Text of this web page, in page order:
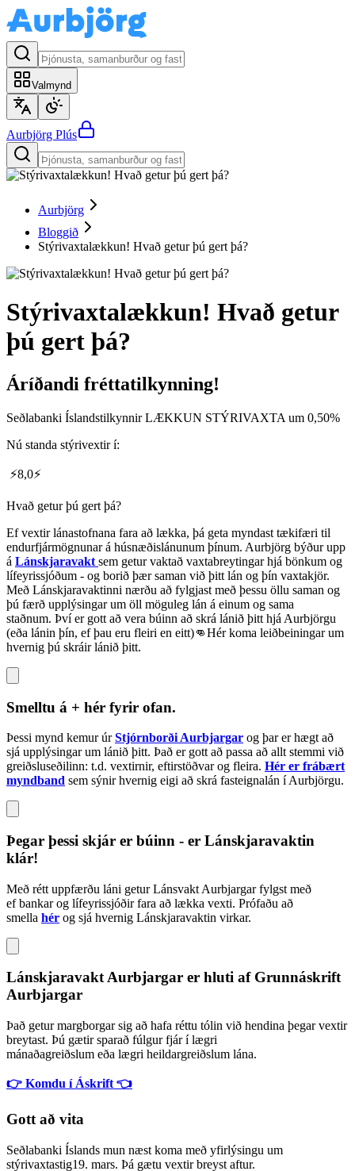
Valmynd
Aurbjörg Plús
Aurbjörg
Bloggið
Stýrivaxtalækkun! Hvað getur þú gert þá?
Stýrivaxtalækkun! Hvað getur
þú gert þá?
Áríðandi fréttatilkynning!
Seðlabanki Íslandstilkynnir LÆKKUN STÝRIVAXTA um 0,50%
Nú standa stýrivextir í:
⚡️8,0⚡️
Hvað getur þú gert þá?
Ef vextir lánastofnana fara að lækka, þá geta myndast tækifæri til
endurfjármögnunar á húsnæðislánunum þínum. Aurbjörg býður upp
á Lánskjaravakt sem getur vaktað vaxtabreytingar hjá bönkum og
lífeyrissjóðum - og borið þær saman við þitt lán og þín vaxtakjör.
Með Lánskjaravaktinni nærðu að fylgjast með þessu öllu saman og
þú færð upplýsingar um öll möguleg lán á einum og sama
staðnum. Því er gott að vera búinn að skrá lánið þitt hjá Aurbjörgu
(eða lánin þín, ef þau eru fleiri en eitt)👊Hér koma leiðbeiningar um
hvernig þú skráir lánið þitt.
Smelltu á + hér fyrir ofan.
Þessi mynd kemur úrStjórnborði Aurbjargar og þar er hægt að
sjá upplýsingar um lánið þitt. Það er gott að passa að allt stemmi við
greiðsluseðilinn: t.d. vextirnir, eftirstöðvar og fleira. Hér er frábært
myndband sem sýnir hvernig eigi að skrá fasteignalán í Aurbjörgu.
Þegar þessi skjár er búinn - er Lánskjaravaktin
klár!
Með rétt uppfærðu láni getur Lánsvakt Aurbjargar fylgst með
ef bankar og lífeyrissjóðir fara að lækka vexti. Prófaðu að
smella hér og sjá hvernig Lánskjaravaktin virkar.
Lánskjaravakt Aurbjargar er hluti af Grunnáskrift
Aurbjargar
Það getur margborgar sig að hafa réttu tólin við hendina þegar vextir
breytast. Þú gætir sparað fúlgur fjár í lægri
mánaðagreiðslum eða lægri heildargreiðslum lána.
👉 Komdu í Áskrift 👈
Gott að vita
Seðlabanki Íslands mun næst koma með yfirlýsingu um
stýrivaxtastig19. mars. Þá gætu vextir breyst aftur.